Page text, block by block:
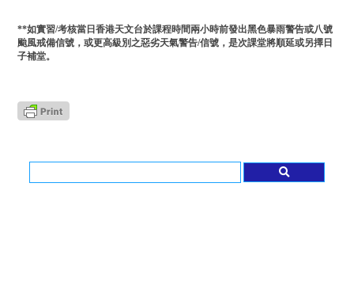
**如實習/考核當日香港天文台於課程時間兩小時前發出黑色暴雨警告或八號
颱風戒備信號，或更高級別之惡劣天氣警告/信號，是次課堂將順延或另擇日
子補堂。